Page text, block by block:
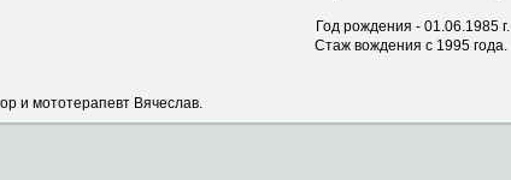
г. Год рождения - 01.06.1985 г.
года. Стаж вождения с 1995 года.
и мототерапевт Вячеслав.